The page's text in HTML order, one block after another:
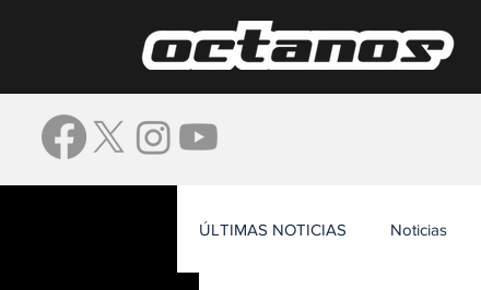
ÚLTIMAS NOTICIAS Noticias